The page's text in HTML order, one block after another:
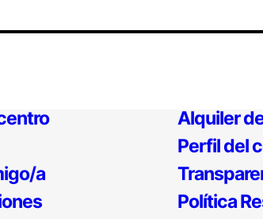
a
Alquiler
Perfil del
Política